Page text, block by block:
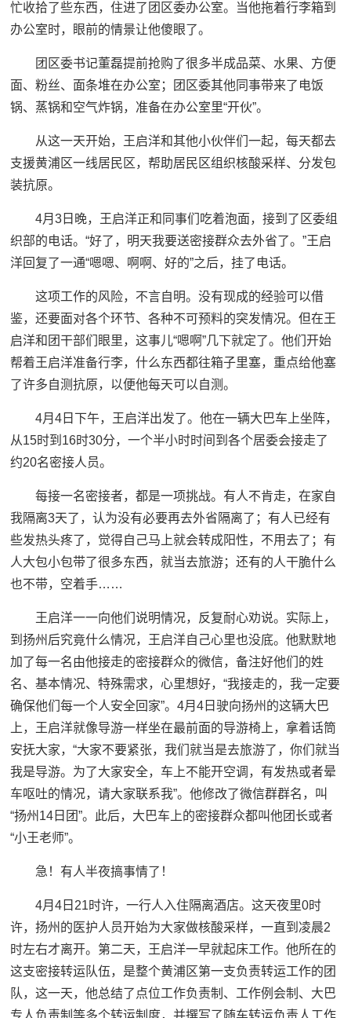
忙收拾了些东西，住进了团区委办公室。当他拖着行李箱到
办公室时，眼前的情景让他傻眼了。
团区委书记董磊提前抢购了很多半成品菜、水果、方便
面、粉丝、面条堆在办公室；团区委其他同事带来了电饭
锅、蒸锅和空气炸锅，准备在办公室里“开伙”。
从这一天开始，王启洋和其他小伙伴们一起，每天都去
支援黄浦区一线居民区，帮助居民区组织核酸采样、分发包
装抗原。
4月3日晚，王启洋正和同事们吃着泡面，接到了区委组
织部的电话。“好了，明天我要送密接群众去外省了。”王启
洋回复了一通“嗯嗯、啊啊、好的”之后，挂了电话。
这项工作的风险，不言自明。没有现成的经验可以借
鉴，还要面对各个环节、各种不可预料的突发情况。但在王
启洋和团干部们眼里，这事儿“嗯啊”几下就定了。他们开始
帮着王启洋准备行李，什么东西都往箱子里塞，重点给他塞
了许多自测抗原，以便他每天可以自测。
4月4日下午，王启洋出发了。他在一辆大巴车上坐阵，
从15时到16时30分，一个半小时时间到各个居委会接走了
约20名密接人员。
每接一名密接者，都是一项挑战。有人不肯走，在家自
我隔离3天了，认为没有必要再去外省隔离了；有人已经有
些发热头疼了，觉得自己马上就会转成阳性，不用去了；有
人大包小包带了很多东西，就当去旅游；还有的人干脆什么
也不带，空着手……
王启洋一一向他们说明情况，反复耐心劝说。实际上，
到扬州后究竟什么情况，王启洋自己心里也没底。他默默地
加了每一名由他接走的密接群众的微信，备注好他们的姓
名、基本情况、特殊需求，心里想好，“我接走的，我一定要
确保他们每一个人安全回家”。4月4日驶向扬州的这辆大巴
上，王启洋就像导游一样坐在最前面的导游椅上，拿着话筒
安抚大家，“大家不要紧张，我们就当是去旅游了，你们就当
我是导游。为了大家安全，车上不能开空调，有发热或者晕
车呕吐的情况，请大家联系我”。他修改了微信群群名，叫
“扬州14日团”。此后，大巴车上的密接群众都叫他团长或者
“小王老师”。
急！有人半夜搞事情了！
4月4日21时许，一行人入住隔离酒店。这天夜里0时
许，扬州的医护人员开始为大家做核酸采样，一直到凌晨2
时左右才离开。第二天，王启洋一早就起床工作。他所在的
这支密接转运队伍，是整个黄浦区第一支负责转运工作的团
队，这一天，他总结了点位工作负责制、工作例会制、大巴
专人负责制等多个转运制度，并撰写了随车转运负责人工作